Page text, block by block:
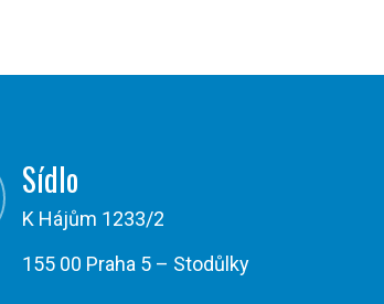
Sídlo
K Hájům 1233/2
155 00 Praha 5 – Stodůlky